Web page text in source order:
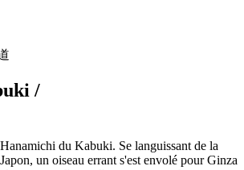
/
du Kabuki. Se languissant de la
un oiseau errant s'est envolé pour Ginza